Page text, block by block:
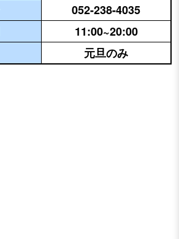
052-238-4035
11:00~20:00
元旦のみ